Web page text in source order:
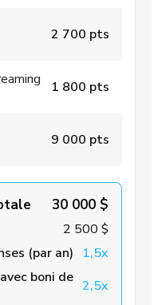
2 700 pts
1 800 pts
9 000 pts
30 000 $
2 500 $
(par an)
1,5x
boni de 2,5x